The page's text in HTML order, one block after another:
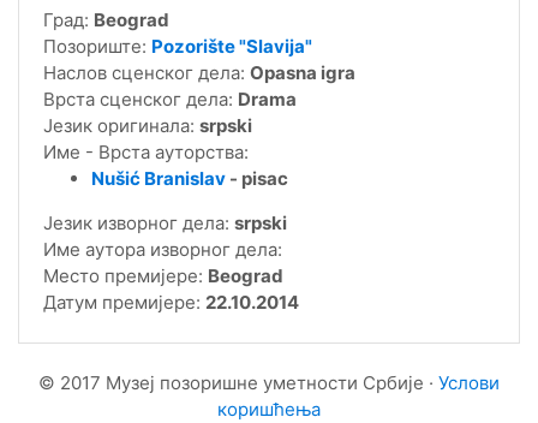
Град: Beograd
Позориште: Pozorište "Slavija"
Наслов сценског дела: Opasna igra
Врста сценског дела: Drama
Језик оригинала: srpski
Име - Врста ауторства:
Nušić Branislav - pisac
Језик изворног дела: srpski
Име аутора изворног дела:
Место премијере: Beograd
Датум премијере: 22.10.2014
© 2017 Музеј позоришне уметности Србије · Услови
коришћења